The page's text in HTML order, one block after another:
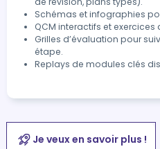
Schémas et infographies
QCM interactifs et
Grilles d’évaluation pour
étape.
Replays de modules clés
Je veux en savoir plus !